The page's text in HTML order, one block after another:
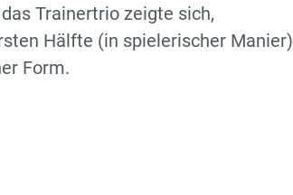
Trainertrio zeigte sich,
Hälfte (in spielerischer Manier)
Form.